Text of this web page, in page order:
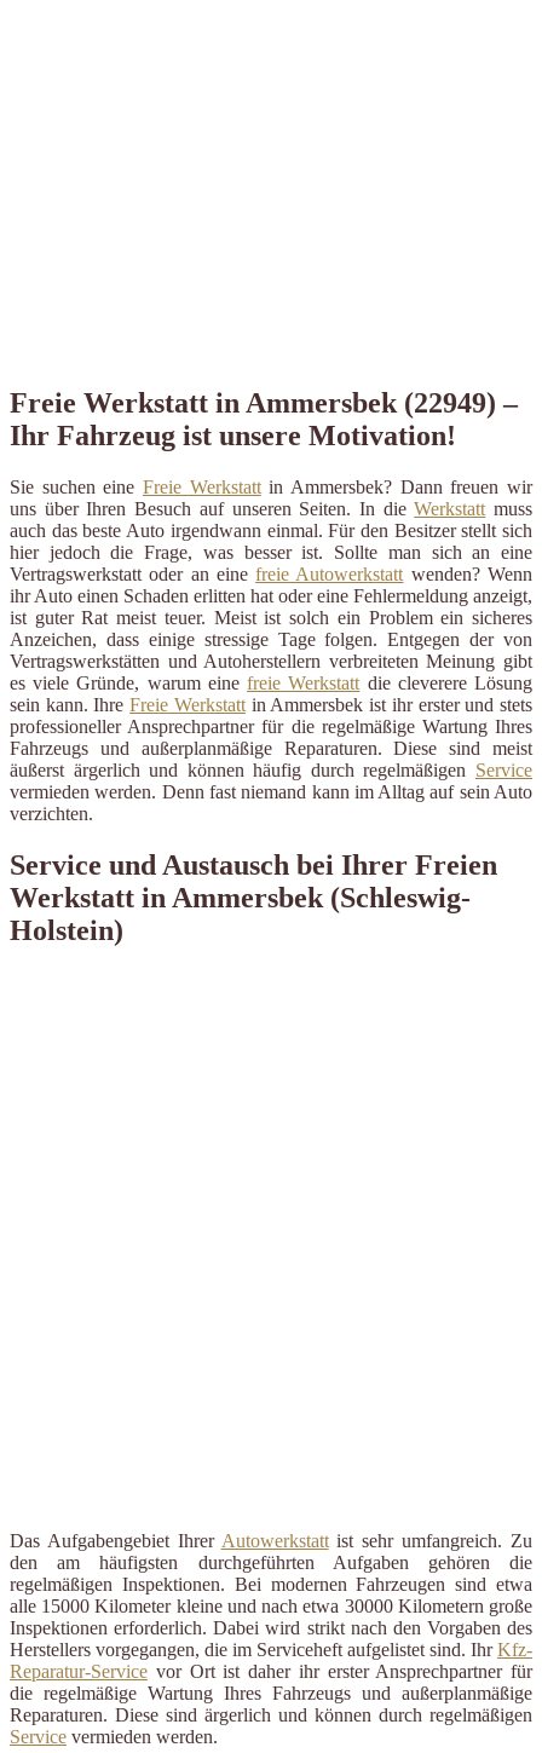
Freie Werkstatt in Ammersbek (22949) –
Ihr Fahrzeug ist unsere Motivation!
Sie suchen eine Freie Werkstattin Ammersbek? Dann freuen wir
uns über Ihren Besuch auf unseren Seiten. In dieWerkstatt muss
auch das beste Auto irgendwann einmal. Für den Besitzer stellt sich
hier jedoch die Frage, was besser ist. Sollte man sich an eine
Vertragswerkstatt oder an einefreie Autowerkstatt wenden? Wenn
ihr Auto einen Schaden erlitten hat oder eine Fehlermeldung anzeigt,
ist guter Rat meist teuer. Meist ist solch ein Problem ein sicheres
Anzeichen, dass einige stressige Tage folgen. Entgegen der von
Vertragswerkstätten und Autoherstellern verbreiteten Meinung gibt
es viele Gründe, warum einefreie Werkstatt die cleverere Lösung
sein kann. IhreFreie Werkstattin Ammersbek ist ihr erster und stets
professioneller Ansprechpartner für die regelmäßige Wartung Ihres
Fahrzeugs und außerplanmäßige Reparaturen. Diese sind meist
äußerst ärgerlich und können häufig durch regelmäßigen Service
vermieden werden. Denn fast niemand kann im Alltag auf sein Auto
verzichten.
Service und Austausch bei Ihrer Freien
Werkstatt in Ammersbek (Schleswig-
Holstein)
Das Aufgabengebiet Ihrer Autowerkstattist sehr umfangreich. Zu
den am häufigsten durchgeführten Aufgaben gehören die
regelmäßigen Inspektionen. Bei modernen Fahrzeugen sind etwa
alle 15000 Kilometer kleine und nach etwa 30000 Kilometern große
Inspektionen erforderlich. Dabei wird strikt nach den Vorgaben des
Herstellers vorgegangen, die im Serviceheft aufgelistet sind. IhrKfz-
Reparatur-Service vor Ort ist daher ihr erster Ansprechpartner für
die regelmäßige Wartung Ihres Fahrzeugs und außerplanmäßige
Reparaturen. Diese sind ärgerlich und können durch regelmäßigen
Service vermieden werden.